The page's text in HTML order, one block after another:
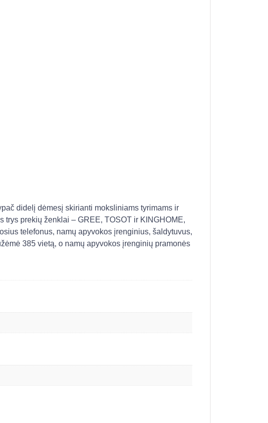
didelį dėmesį skirianti moksliniams tyrimams ir
prekių ženklai – GREE, TOSOT ir KINGHOME,
telefonus, namų apyvokos įrenginius, šaldytuvus,
385 vietą, o namų apyvokos įrenginių pramonės